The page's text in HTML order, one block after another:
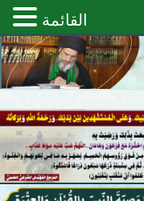
القائمة